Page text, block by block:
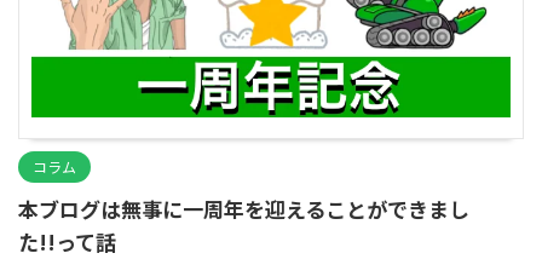
コラム
本ブログは無事に一周年を迎えることができまし
た!!って話